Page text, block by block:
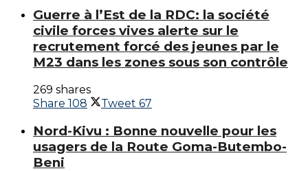
Guerre à l’Est de la RDC: la société
civile forces vives alerte sur le
recrutement forcé des jeunes par le
M23 dans les zones sous son contrôle
269 shares
Share 108 Tweet 67
Nord-Kivu : Bonne nouvelle pour les
usagers de la Route Goma-Butembo-
Beni